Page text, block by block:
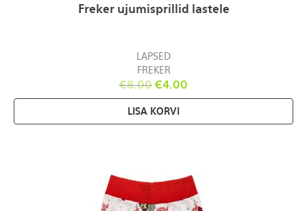
Freker ujumisprillid lastele
LAPSED
FREKER
€8.00 €4.00
LISA KORVI